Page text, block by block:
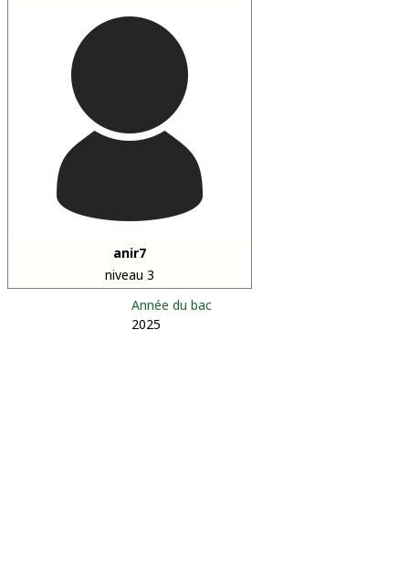
anir7
niveau 3
Année du bac
2025